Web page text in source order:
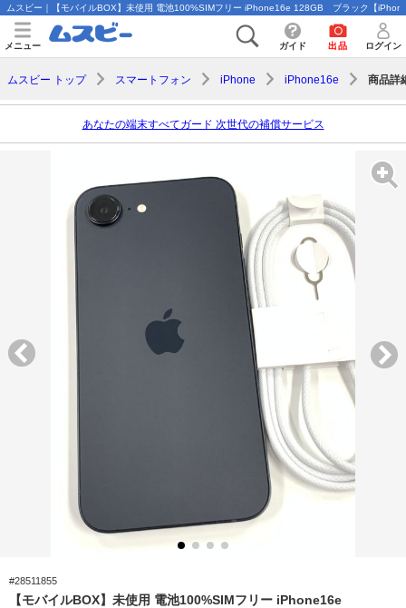
ムスビー｜【モバイルBOX】未使用 電池100%SIMフリー iPhone16e 128GB ブラック【
メニュー ガイド 出品 ログイン
ムスビー トップ スマートフォン iPhone iPhone16e 商品詳
あなたの端末すべてガード 次世代の補償サービス
#28511855
【モバイルBOX】未使用 電池100%SIMフリー iPhone16e